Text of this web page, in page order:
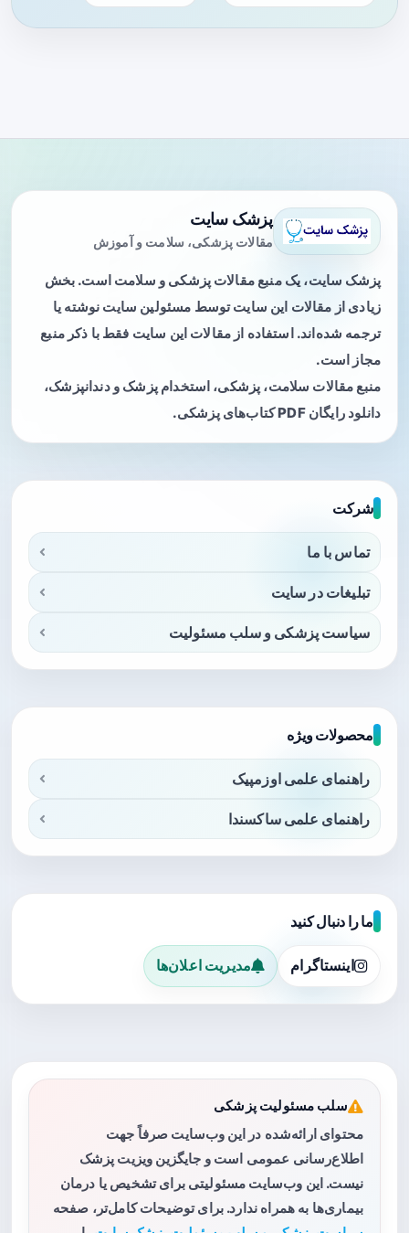
پزشک سایت
مقالات پزشکی، سلامت و آموزش
پزشک سایت، یک منبع مقالات پزشکی و سلامت است. بخش
زیادی از مقالات این سایت توسط مسئولین سایت نوشته یا
ترجمه شده‌اند. استفاده از مقالات این سایت فقط با ذکر منبع
مجاز است.
منبع مقالات سلامت، پزشکی، استخدام پزشک و دندانپزشک،
دانلود رایگان PDF کتاب‌های پزشکی.
شرکت
تماس با ما
تبلیغات در سایت
سیاست پزشکی و سلب مسئولیت
محصولات ویژه
راهنمای علمی اوزمپیک
راهنمای علمی ساکسندا
ما را دنبال کنید
اینستاگرام مدیریت اعلان‌ها
سلب مسئولیت پزشکی
محتوای ارائه‌شده در این وب‌سایت صرفاً جهت
اطلاع‌رسانی عمومی است و جایگزین ویزیت پزشک
نیست. این وب‌سایت مسئولیتی برای تشخیص یا درمان
بیماری‌ها به همراه ندارد. برای توضیحات کامل‌تر، صفحه